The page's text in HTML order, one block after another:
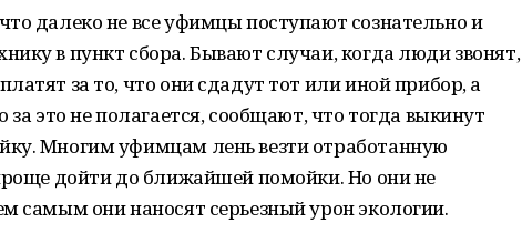
далеко не все уфимцы поступают сознательно и
в пункт сбора. Бывают случаи, когда люди звонят,
за то, что они сдадут тот или иной прибор, а
за это не полагается, сообщают, что тогда выкинут
Многим уфимцам лень везти отработанную
дойти до ближайшей помойки. Но они не
самым они наносят серьезный урон экологии.